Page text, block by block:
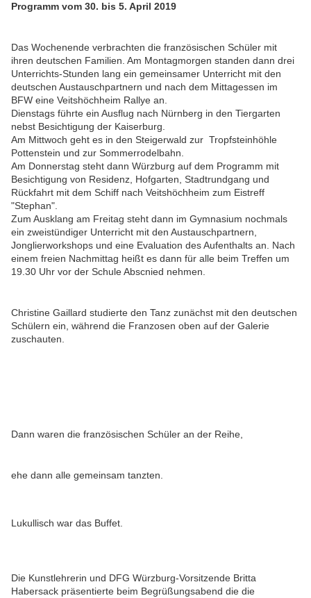
Programm vom 30. bis 5. April 2019
Das Wochenende verbrachten die französischen Schüler mit
ihren deutschen Familien. Am Montagmorgen standen dann drei
Unterrichts-Stunden lang ein gemeinsamer Unterricht mit den
deutschen Austauschpartnern und nach dem Mittagessen im
BFW eine Veitshöchheim Rallye an.
Dienstags führte ein Ausflug nach Nürnberg in den Tiergarten
nebst Besichtigung der Kaiserburg.
Am Mittwoch geht es in den Steigerwald zur Tropfsteinhöhle
Pottenstein und zur Sommerrodelbahn.
Am Donnerstag steht dann Würzburg auf dem Programm mit
Besichtigung von Residenz, Hofgarten, Stadtrundgang und
Rückfahrt mit dem Schiff nach Veitshöchheim zum Eistreff
"Stephan".
Zum Ausklang am Freitag steht dann im Gymnasium nochmals
ein zweistündiger Unterricht mit den Austauschpartnern,
Jonglierworkshops und eine Evaluation des Aufenthalts an. Nach
einem freien Nachmittag heißt es dann für alle beim Treffen um
19.30 Uhr vor der Schule Abscnied nehmen.
Christine Gaillard studierte den Tanz zunächst mit den deutschen
Schülern ein, während die Franzosen oben auf der Galerie
zuschauten.
Dann waren die französischen Schüler an der Reihe,
ehe dann alle gemeinsam tanzten.
Lukullisch war das Buffet.
Die Kunstlehrerin und DFG Würzburg-Vorsitzende Britta
Habersack präsentierte beim Begrüßungsabend die die